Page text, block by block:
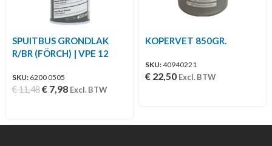
SPUITBUS GRONDLAK
R/BR (FÖRCH) | VPE 12
SKU: 6200 0505
€11,48€ 7,98 Excl. BTW
KOPERVET 850GR.
SKU:40940221
€ 22,50 Excl. BTW